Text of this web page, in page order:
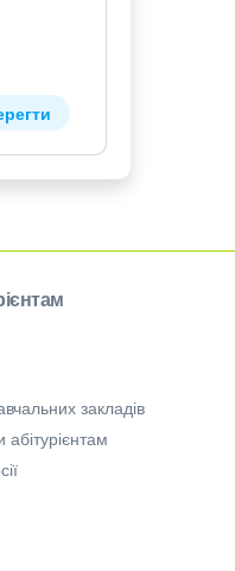
закладів